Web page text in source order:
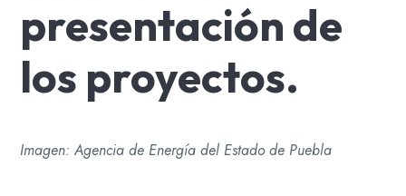
presentación de
los proyectos.
Imagen: Agencia de Energía del Estado de Puebla